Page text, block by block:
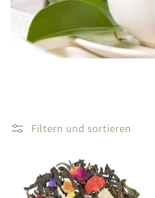
Filtern und sortieren